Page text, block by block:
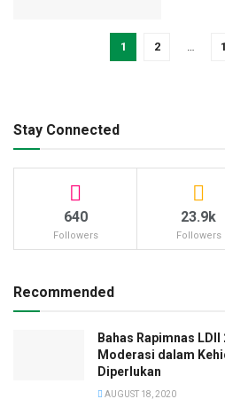
1 2
Stay Connected
640
Followers
23.9k
Followers
Recommended
Bahas Rapimnas
Moderasi dalam
Diperlukan
AUGUST 18, 2020